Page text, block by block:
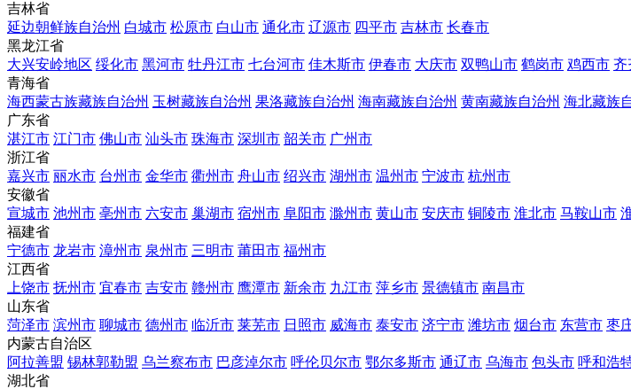
吉林省
延边朝鲜族自治州 白城市 松原市 白山市 通化市 辽源市 四平市 吉林市 长春市
黑龙江省
大兴安岭地区 绥化市 黑河市 牡丹江市 七台河市 佳木斯市 伊春市 大庆市 双鸭山市 鹤岗市 鸡西市 齐
青海省
海西蒙古族藏族自治州 玉树藏族自治州 果洛藏族自治州 海南藏族自治州 黄南藏族自治州 海北藏族
广东省
湛江市 江门市 佛山市 汕头市 珠海市 深圳市 韶关市 广州市
浙江省
嘉兴市 丽水市 台州市 金华市 衢州市 舟山市 绍兴市 湖州市 温州市 宁波市 杭州市
安徽省
宣城市 池州市 亳州市 六安市 巢湖市 宿州市 阜阳市 滁州市 黄山市 安庆市 铜陵市 淮北市 马鞍山市
福建省
宁德市 龙岩市 漳州市 泉州市 三明市 莆田市 福州市
江西省
上饶市 抚州市 宜春市 吉安市 赣州市 鹰潭市 新余市 九江市 萍乡市 景德镇市 南昌市
山东省
菏泽市 滨州市 聊城市 德州市 临沂市 莱芜市 日照市 威海市 泰安市 济宁市 潍坊市 烟台市 东营市 枣
内蒙古自治区
阿拉善盟 锡林郭勒盟 乌兰察布市 巴彦淖尔市 呼伦贝尔市 鄂尔多斯市 通辽市 乌海市 包头市 呼和浩
湖北省